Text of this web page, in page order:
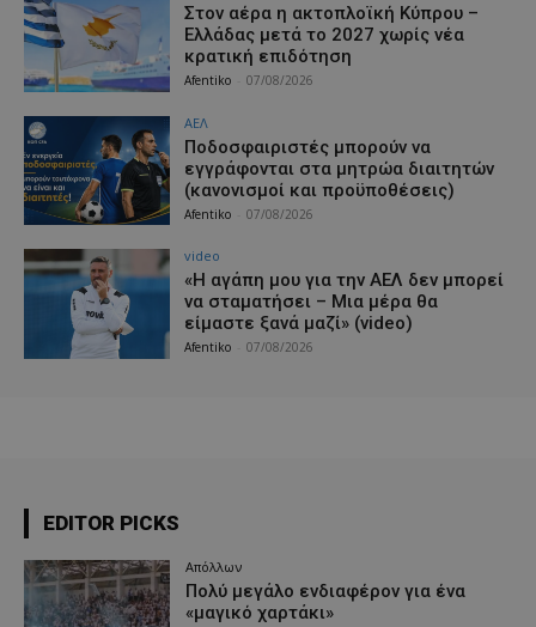
Στον αέρα η ακτοπλοϊκή Κύπρου –
Ελλάδας μετά το 2027 χωρίς νέα
κρατική επιδότηση
Afentiko 07/08/2026
ΑΕΛ
Ποδοσφαιριστές μπορούν να
εγγράφονται στα μητρώα διαιτητών
(κανονισμοί και προϋποθέσεις)
Afentiko 07/08/2026
video
«Η αγάπη μου για την ΑΕΛ δεν μπορεί
να σταματήσει – Μια μέρα θα
είμαστε ξανά μαζί» (video)
Afentiko 07/08/2026
EDITOR PICKS
Απόλλων
Πολύ μεγάλο ενδιαφέρον για ένα
«μαγικό χαρτάκι»